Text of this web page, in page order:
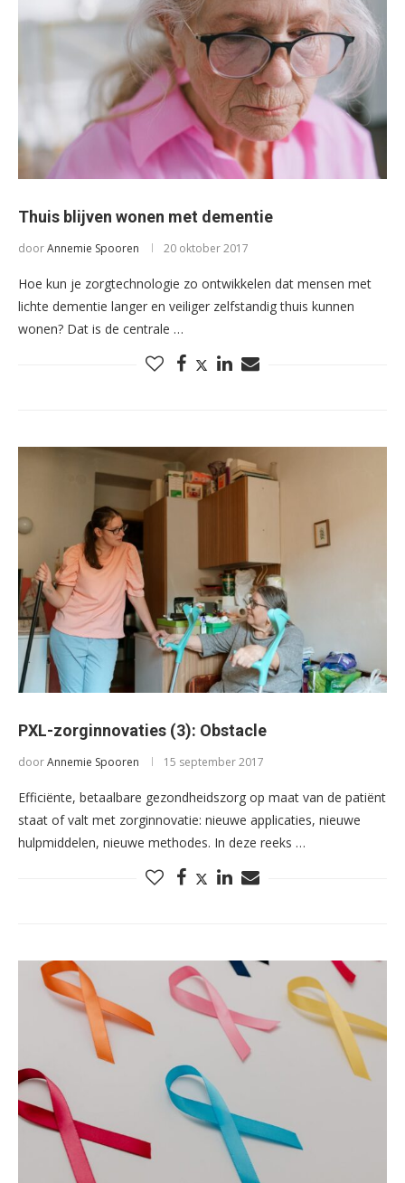
Thuis blijven wonen met dementie
doorAnnemie Spooren 20 oktober 2017
Hoe kun je zorgtechnologie zo ontwikkelen dat mensen met
lichte dementie langer en veiliger zelfstandig thuis kunnen
wonen? Dat is de centrale …
PXL-zorginnovaties (3): Obstacle
doorAnnemie Spooren 15 september 2017
Efficiënte, betaalbare gezondheidszorg op maat van de patiënt
staat of valt met zorginnovatie: nieuwe applicaties, nieuwe
hulpmiddelen, nieuwe methodes. In deze reeks …